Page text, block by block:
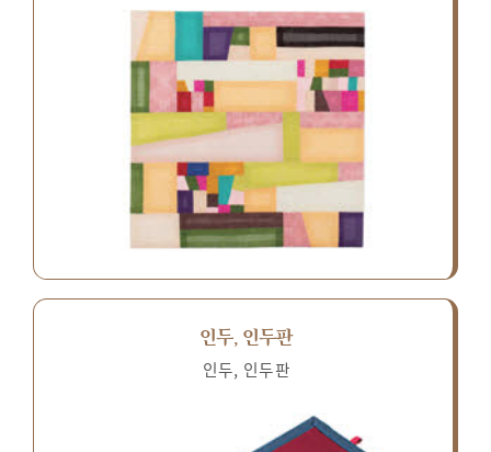
인두, 인두판
인두, 인두판